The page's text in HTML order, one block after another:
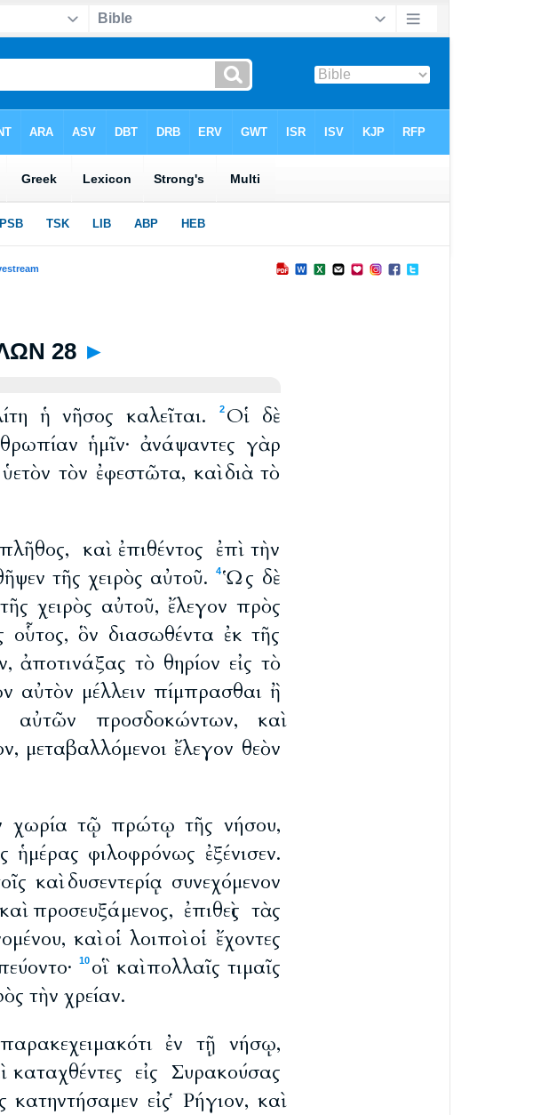
28 ►
ἡ νῆσος καλεῖται. 2 Οἱ δὲ
ἡμῖν· ἀνάψαντες γὰρ
τὸν ἐφεστῶτα, καὶ διὰ τὸ
καὶ ἐπιθέντος ἐπὶ τὴν
τῆς χειρὸς αὐτοῦ.
4Ὡς δὲ
χειρὸς αὐτοῦ, ἔλεγον πρὸς
ὃν διασωθέντα ἐκ τῆς
ἀποτινάξας τὸ θηρίον εἰς τὸ
αὐτὸν μέλλειν πίμπρασθαι ἢ
αὐτῶν προσδοκώντων, καὶ
μεταβαλλόμενοι ἔλεγον θεὸν
χωρία τῷ πρώτῳ τῆς νήσου,
φιλοφρόνως ἐξένισεν.
καὶ δυσεντερίᾳ συνεχόμενον
προσευξάμενος, ἐπιθεὶς τὰς
καὶ οἱ λοιποὶ οἱ ἔχοντες
10 οἳ καὶ πολλαῖς τιμαῖς
τὴν χρείαν.
ἐν τῇ νήσῳ,
καταχθέντες εἰς Συρακούσας
κατηντήσαμεν εἰς Ῥήγιον, καὶ